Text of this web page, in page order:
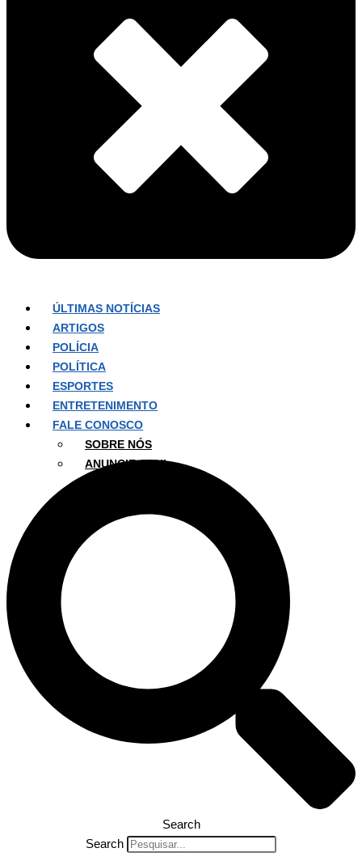
ÚLTIMAS NOTÍCIAS
ARTIGOS
POLÍCIA
POLÍTICA
ESPORTES
ENTRETENIMENTO
FALE CONOSCO
SOBRE NÓS
ANUNCIE AQUI
Search
Search